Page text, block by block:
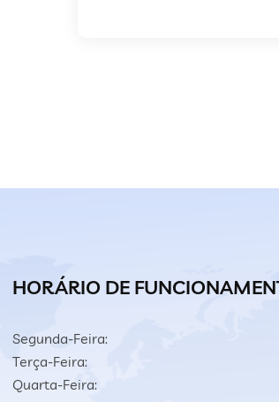
HORÁRIO DE
Segunda-Feira:
Terça-Feira:
Quarta-Feira: